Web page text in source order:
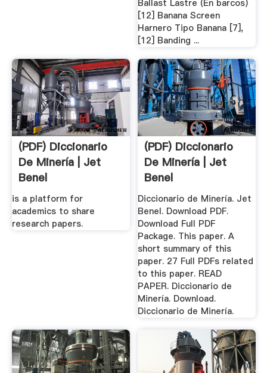
Ballast Lastre (En barcos)
[12] Banana Screen
Harnero Tipo Banana [7],
[12] Banding ...
(PDF) Diccionario
De Minería | Jet
Benel
is a platform for
academics to share
research papers.
(PDF) Diccionario
De Minería | Jet
Benel
Diccionario de Minería. Jet
Benel. Download PDF.
Download Full PDF
Package. This paper. A
short summary of this
paper. 27 Full PDFs related
to this paper. READ
PAPER. Diccionario de
Minería. Download.
Diccionario de Minería.